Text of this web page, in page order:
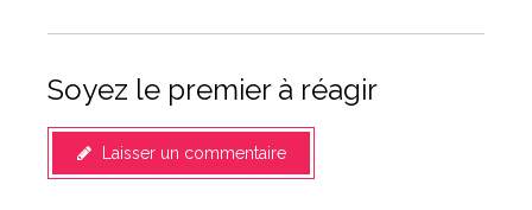
Soyez le premier à réagir
Laisser un commentaire